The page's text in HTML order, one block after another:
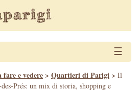
☰
e vedere > Quartieri di Parigi > Il
Prés: un mix di storia, shopping e